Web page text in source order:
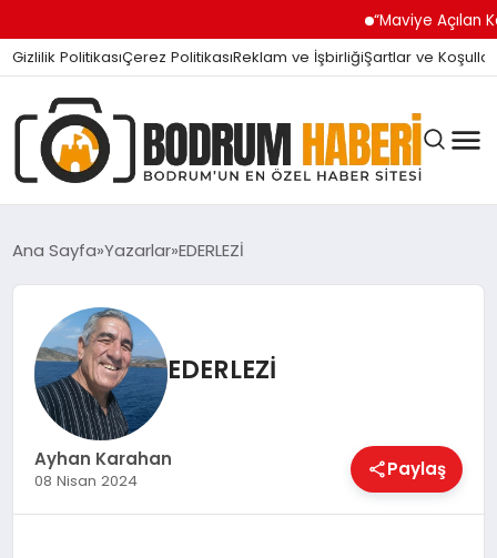
“Maviye Açılan
Gizlilik PolitikasıÇerez PolitikasıReklam ve İşbirliğiŞartlar ve Koşullar
BODRUM BODRUM
SIYASET
MAGAZIN
Ana Sayfa Yazarlar EDERLEZİ
EDERLEZİ
Ayhan Karahan
08 Nisan 2024
Paylaş